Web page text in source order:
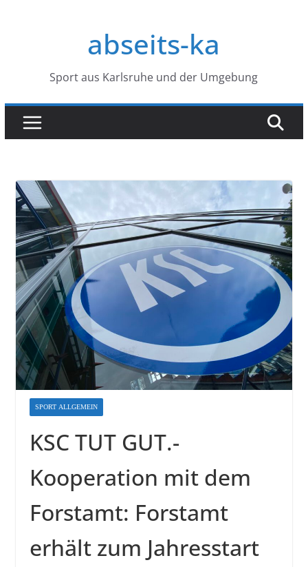
abseits-ka
Sport aus Karlsruhe und der Umgebung
SPORT ALLGEMEIN
KSC TUT GUT.-
Kooperation mit dem
Forstamt: Forstamt
erhält zum Jahresstart